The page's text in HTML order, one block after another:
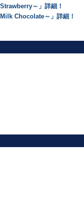
～」詳細！
Chocolate～」詳細！